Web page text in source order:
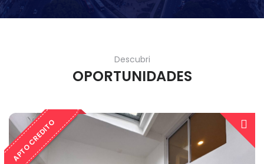
Descubri
OPORTUNIDADES
APTO CREDITO